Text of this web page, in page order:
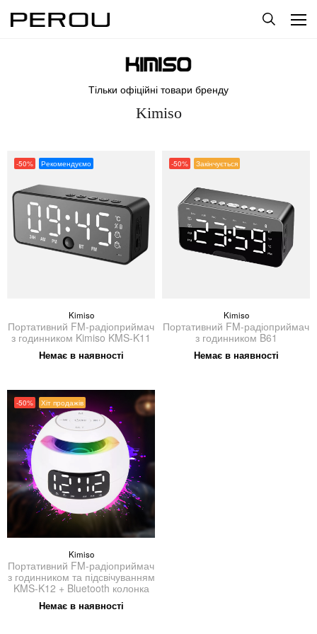
Тільки офіційні товари бренду
Kimiso
-50% Рекомендуємо
Kimiso
Портативний FM-радіоприймач
з годинником Kimiso KMS-K11
Немає в наявності
-50% Закінчується
Kimiso
Портативний FM-радіоприймач
з годинником B61
Немає в наявності
-50% Хіт продажів
Kimiso
Портативний FM-радіоприймач
з годинником та підсвічуванням
KMS-K12 + Bluetooth колонка
Немає в наявності